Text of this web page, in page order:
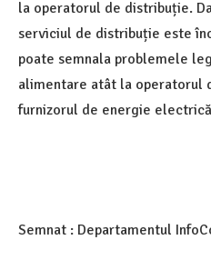
la operatorul de distribuție.
serviciul de distribuție este
poate semnala problemele
alimentare atât la operatorul
furnizorul de energie electrică
Semnat : Departamentul